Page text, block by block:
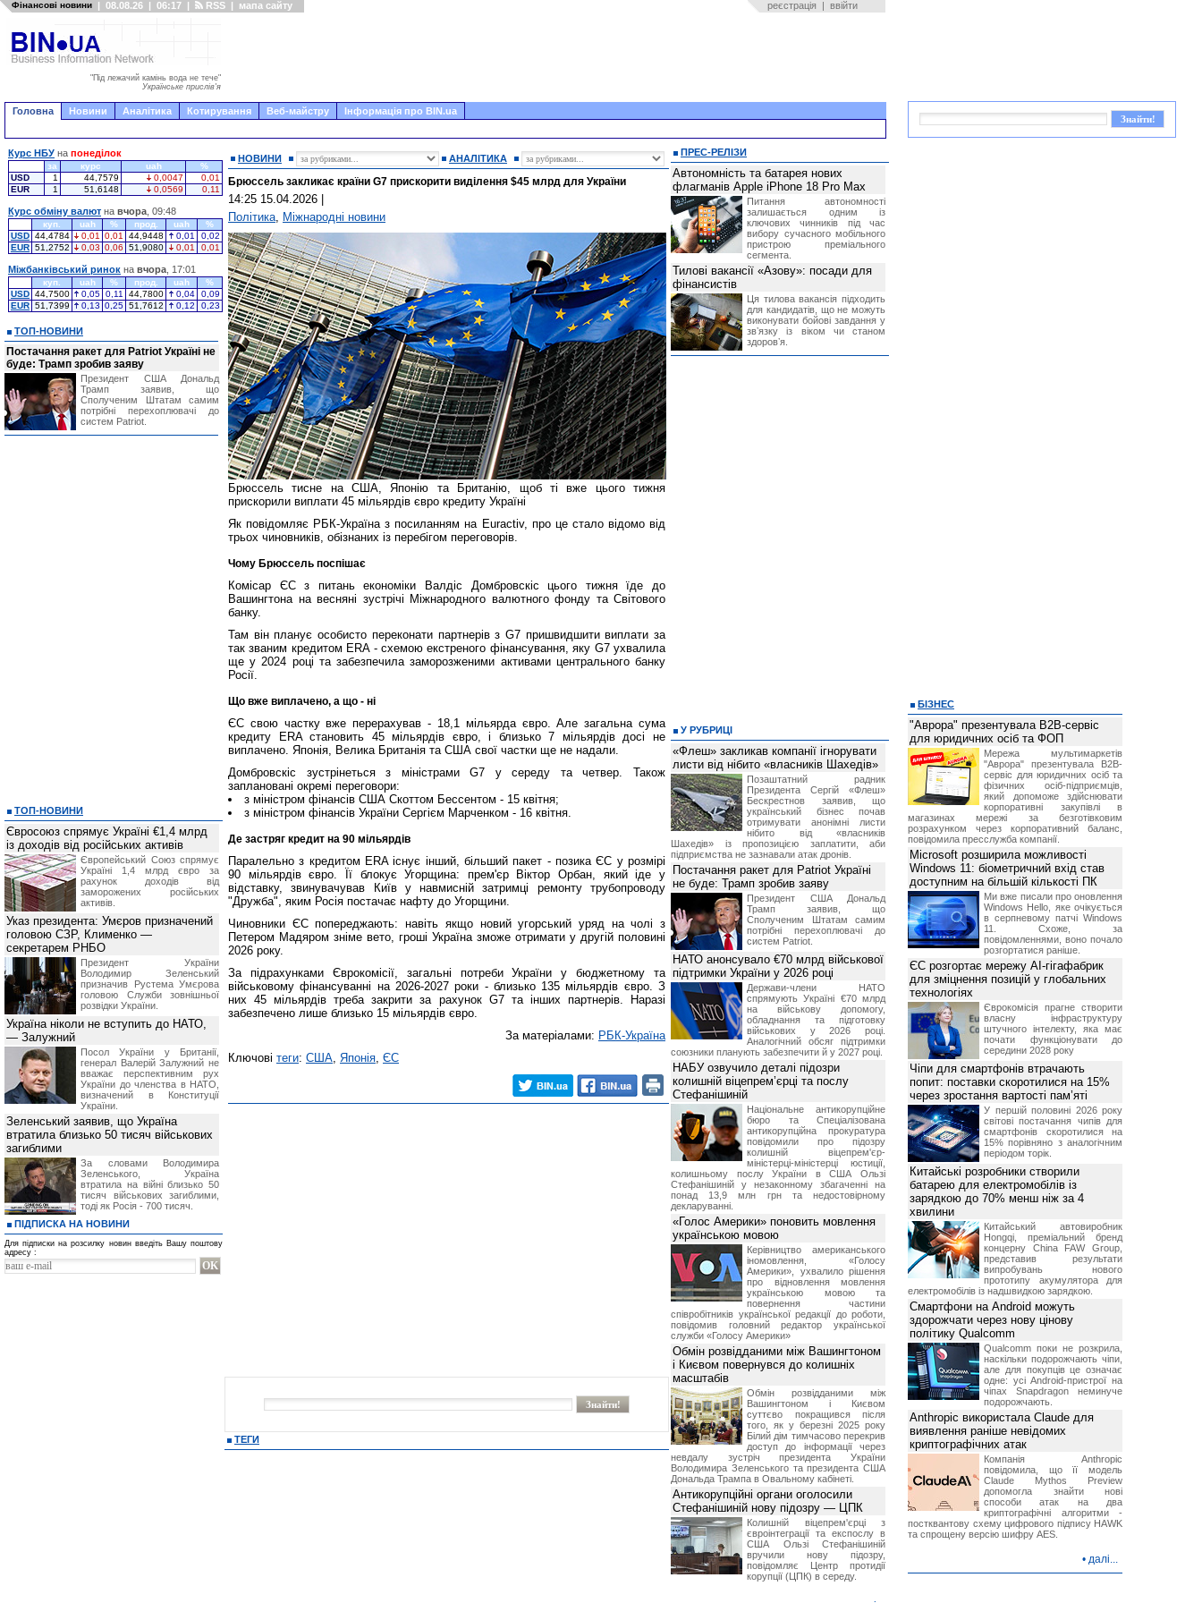
Фінансові новини | 08.08.26 | 06:17 | RSS | мапа сайту реєстрація | ввійти
"Під лежачий камінь вода не тече"
Українське прислів'я
Головна Новини Аналітика Котирування Веб-майстру Інформація про BIN.ua
НОВИНИ АНАЛІТИКА
Брюссель закликає країни G7 прискорити виділення $45 млрд для України
14:25 15.04.2026
Політика, Міжнародні новини
Брюссель тисне на США, Японію та Британію, щоб ті вже цього тижня
прискорили виплати 45 мільярдів євро кредиту Україні
Як повідомляє РБК-Україна з посиланням на Euractiv, про це стало відомо від
трьох чиновників, обізнаних із перебігом переговорів.
Чому Брюссель поспішає
Комісар ЄС з питань економіки Валдіс Домбровскіс цього тижня їде до
Вашингтона на весняні зустрічі Міжнародного валютного фонду та Світового
банку.
Там він планує особисто переконати партнерів з G7 пришвидшити виплати за
так званим кредитом ERA - схемою екстреного фінансування, яку G7 ухвалила
ще у 2024 році та забезпечила заморозженими активами центрального банку
Росії.
Що вже виплачено, а що - ні
ЄС свою частку вже перерахував - 18,1 мільярда євро. Але загальна сума
кредиту ERA становить 45 мільярдів євро, і близько 7 мільярдів досі не
виплачено. Японія, Велика Британія та США свої частки ще не надали.
Домбровскіс зустрінеться з міністрами G7 у середу та четвер. Також
заплановані окремі переговори:
з міністром фінансів США Скоттом Бессентом - 15 квітня;
з міністром фінансів України Сергієм Марченком - 16 квітня.
Де застряг кредит на 90 мільярдів
Паралельно з кредитом ERA існує інший, більший пакет - позика ЄС у розмірі
90 мільярдів євро. Її блокує Угорщина: прем'єр Віктор Орбан, який іде у
відставку, звинувачував Київ у навмисній затримці ремонту трубопроводу
"Дружба", яким Росія постачає нафту до Угорщини.
Чиновники ЄС попереджають: навіть якщо новий угорський уряд на чолі з
Петером Мадяром зніме вето, гроші Україна зможе отримати у другій половині
2026 року.
За підрахунками Єврокомісії, загальні потреби України у бюджетному та
військовому фінансуванні на 2026-2027 роки - близько 135 мільярдів євро. З
них 45 мільярдів треба закрити за рахунок G7 та інших партнерів. Наразі
забезпечено лише близько 15 мільярдів євро.
За матеріалами: РБК-Україна
Ключові теги: США, Японія, ЄС
ТЕГИ
Курс НБУ на понеділок
за курс uah
%
USD
1 44,7579 0,0047
0,01
EUR
1 51,6148 0,0569 0,11
Курс обміну валют на вчора , 09:48
куп. uah % прод. uah
%
USD 44,4784 0,01 0,01 44,9448 0,01
0,02
EUR 51,2752 0,03 0,06 51,9080 0,01 0,01
Міжбанківський ринок на вчора , 17:01
куп. uah % прод. uah
%
USD 44,7500 0,05 0,11 44,7800 0,04
0,09
EUR 51,7399 0,13 0,25 51,7612 0,12 0,23
ТОП-НОВИНИ
Постачання ракет для Patriot Україні не
буде: Трамп зробив заяву
Президент США Дональд
Трамп заявив, що
Сполученим Штатам самим
потрібні перехоплювачі до
систем Patriot.
ТОП-НОВИНИ
Євросоюз спрямує Україні €1,4 млрд
із доходів від російських активів
Європейський Союз спрямує
Україні 1,4 млрд євро за
рахунок доходів від
заморожених російських
активів.
Указ президента: Умєров призначений
головою СЗР, Клименко —
секретарем РНБО
Президент України
Володимир Зеленський
призначив Pустема Умєрова
головою Служби зовнішньої
розвідки України.
Україна ніколи не вступить до НАТО,
— Залужний
Посол України у Британії,
генерал Валерій Залужний не
вважає перспективним рух
України до членства в НАТО,
визначений в Конституції
України.
Зеленський заявив, що Україна
втратила близько 50 тисяч військових
загиблими
За словами Володимира
Зеленського, Україна
втратила на війні близько 50
тисяч військових загиблими,
тоді як Росія - 700 тисяч.
ПІДПИСКА НА НОВИНИ
Для підписки на розсилку новин введіть Вашу поштову
адресу :
ПРЕС-РЕЛІЗИ
Автономність та батарея нових
флагманів Apple iPhone 18 Pro Max
Питання автономності
залишається одним із
ключових чинників під час
вибору сучасного мобільного
пристрою преміального
сегмента.
Тилові вакансії «Азову»: посади для
фінансистів
Ця тилова вакансія підходить
для кандидатів, що не можуть
виконувати бойові завдання у
звʼязку із віком чи станом
здоровʼя.
У РУБРИЦІ
«Флеш» закликав компанії ігнорувати
листи від нібито «власників Шахедів»
Позаштатний радник
Президента Сергій «Флеш»
Бескрестнов заявив, що
український бізнес почав
отримувати анонімні листи
нібито від «власників
Шахедів» із пропозицією заплатити, аби
підприємства не зазнавали атак дронів.
Постачання ракет для Patriot Україні
не буде: Трамп зробив заяву
Президент США Дональд
Трамп заявив, що
Сполученим Штатам самим
потрібні перехоплювачі до
систем Patriot.
НАТО анонсувало €70 млрд військової
підтримки України у 2026 році
Держави-члени НАТО
спрямують Україні €70 млрд
на військову допомогу,
обладнання та підготовку
військових у 2026 році.
Аналогічний обсяг підтримки
союзники планують забезпечити й у 2027 році.
НАБУ озвучило деталі підозри
колишній віцепрем’єрці та послу
Стефанішиній
Національне антикорупційне
бюро та Спеціалізована
антикорупційна прокуратура
повідомили про підозру
колишній віцепрем'єр-
міністерці-міністерці юстиції,
колишньому послу України в США Ользі
Стефанішиній у незаконному збагаченні на
понад 13,9 млн грн та недостовірному
декларуванні.
«Голос Америки» поновить мовлення
українською мовою
Керівництво американського
іномовлення, «Голосу
Америки», ухвалило рішення
про відновлення мовлення
українською мовою та
повернення частини
співробітників української редакції до роботи,
повідомив головний редактор української
служби «Голосу Америки»
Обмін розвідданими між Вашингтоном
і Києвом повернувся до колишніх
масштабів
Обмін розвідданими між
Вашингтоном і Києвом
суттєво покращився після
того, як у березні 2025 року
Білий дім тимчасово перекрив
доступ до інформації через
невдалу зустріч президента України
Володимира Зеленського та президента США
Дональда Трампа в Овальному кабінеті.
Антикорупційні органи оголосили
Стефанішиній нову підозру — ЦПК
Колишній віцепрем'єрці з
євроінтеграції та експослу в
США Ользі Стефанішиній
вручили нову підозру,
повідомляє Центр протидії
корупції (ЦПК) в середу.
БІЗНЕС
"Аврора" презентувала B2B-сервіс
для юридичних осіб та ФОП
Мережа мультимаркетів
"Аврора" презентувала B2B-
сервіс для юридичних осіб та
фізичних осіб-підприємців,
який допоможе здійснювати
корпоративні закупівлі в
магазинах мережі за безготівковим
розрахунком через корпоративний баланс,
повідомила пресслужба компанії.
Microsoft розширила можливості
Windows 11: біометричний вхід став
доступним на більшій кількості ПК
Ми вже писали про оновлення
Windows Hello, яке очікується
в серпневому патчі Windows
11. Схоже, за
повідомленнями, воно почало
розгортатися раніше.
ЄС розгортає мережу AI-гігафабрик
для зміцнення позицій у глобальних
технологіях
Єврокомісія прагне створити
власну інфраструктуру
штучного інтелекту, яка має
почати функціонувати до
середини 2028 року
Чіпи для смартфонів втрачають
попит: поставки скоротилися на 15%
через зростання вартості пам’яті
У першій половині 2026 року
світові постачання чипів для
смартфонів скоротилися на
15% порівняно з аналогічним
періодом торік.
Китайські розробники створили
батарею для електромобілів із
зарядкою до 70% менш ніж за 4
хвилини
Китайський автовиробник
Hongqi, преміальний бренд
концерну China FAW Group,
представив результати
випробувань нового
прототипу акумулятора для
електромобілів із надшвидкою зарядкою.
Смартфони на Android можуть
здорожчати через нову цінову
політику Qualcomm
Qualcomm поки не розкрила,
наскільки подорожчають чіпи,
але для покупців це означає
одне: усі Android-пристрої на
чіпах Snapdragon неминуче
подорожчають.
Anthropic використала Claude для
виявлення раніше невідомих
криптографічних атак
Компанія Anthropic
повідомила, що її модель
Claude Mythos Preview
допомогла знайти нові
способи атак на два
криптографічні алгоритми -
постквантову схему цифрового підпису HAWK
та спрощену версію шифру AES.
• далі...